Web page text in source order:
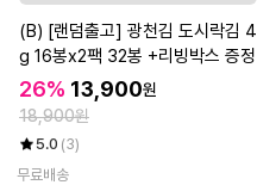
(B) [랜덤출고] 광천김 도시락김 4
g 16봉x2팩 32봉 +리빙박스 증정
26% 13,900원
18,900원
5.0 (3)
무료배송